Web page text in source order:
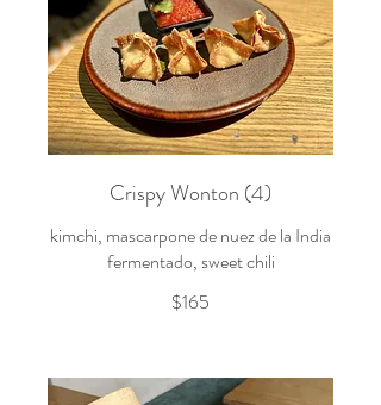
Crispy Wonton (4)
kimchi, mascarpone de nuez de la India
fermentado, sweet chili
$165